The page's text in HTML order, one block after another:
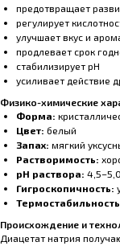
предотвращает
регулирует
улучшает вкус и
продлевает срок
стабилизирует pH
усиливает действие
Физико-химические
Форма:
Цвет: белый
Запах: мягкий
Растворимость:
pH раствора: 4,5–5,0
Гигроскопичность:
Происхождение и
Диацетат натрия